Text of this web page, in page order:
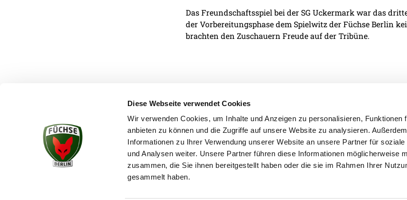
Diese Webseite verwendet Cookies
Wir verwenden Cookies, um Inhalte und Anzeigen zu personalisieren, Funktionen
anbieten zu können und die Zugriffe auf unsere Website zu analysieren.
Informationen zu Ihrer Verwendung unserer Website an unsere Partner für soziale
und Analysen weiter. Unsere Partner führen diese Informationen möglicherweise
zusammen, die Sie ihnen bereitgestellt haben oder die sie im Rahmen Ihrer
gesammelt haben.
Das Freundschaftsspiel bei der SG Uckermark war das
der Vorbereitungsphase dem Spielwitz der Füchse Berlin
brachten den Zuschauern Freude auf der Tribüne.
KONTAKT IMPRESSUM